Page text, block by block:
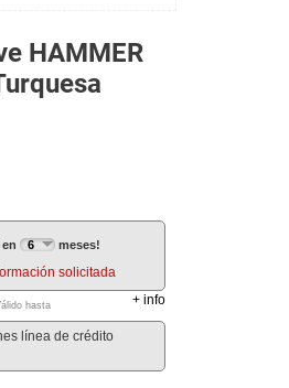
HAMMER
en meses!
solicitada
hasta + info
línea de crédito